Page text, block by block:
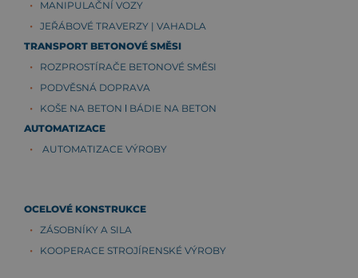
MANIPULAČNÍ VOZY
JEŘÁBOVÉ TRAVERZY | VAHADLA
TRANSPORT BETONOVÉ SMĚSI
ROZPROSTÍRAČE BETONOVÉ SMĚSI
PODVĚSNÁ DOPRAVA
KOŠE NA BETON ǀ BÁDIE NA BETON
AUTOMATIZACE
AUTOMATIZACE VÝROBY
OCELOVÉ KONSTRUKCE
ZÁSOBNÍKY A SILA
KOOPERACE STROJÍRENSKÉ VÝROBY